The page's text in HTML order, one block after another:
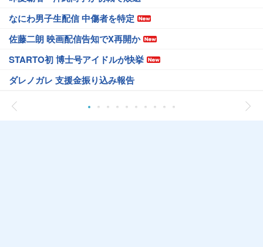
なにわ男子生配信 中傷者を特定
佐藤二朗 映画配信告知でX再開か
STARTO初 博士号アイドルが快挙
ダレノガレ 支援金振り込み報告